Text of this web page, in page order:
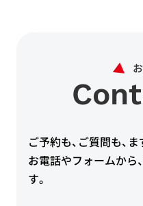
ご予約も、ご質問も、ま
お電話やフォームから
す。